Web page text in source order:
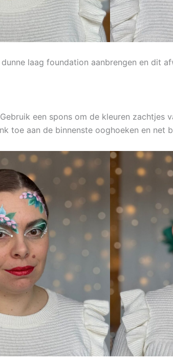
laag foundation aanbrengen en dit
een spons om de kleuren zachtjes
toe aan de binnenste ooghoeken en net